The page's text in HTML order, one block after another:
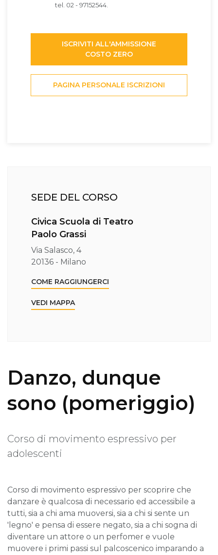
tel. 02 - 97152544.
ISCRIVITI ALL'AMMISSIONE
COSTO ZERO
PAGINA PERSONALE ISCRIZIONI
SEDE DEL CORSO
Civica Scuola di Teatro
Paolo Grassi
Via Salasco, 4
20136 - Milano
COME RAGGIUNGERCI
VEDI MAPPA
Danzo, dunque
sono (pomeriggio)
Corso di movimento espressivo per
adolescenti
Corso di movimento espressivo per scoprire che
danzare è qualcosa di necessario ed accessibile a
tutti, sia a chi ama muoversi, sia a chi si sente un
'legno' e pensa di essere negato, sia a chi sogna di
diventare un attore o un perfomer e vuole
muovere i primi passi sul palcoscenico imparando a